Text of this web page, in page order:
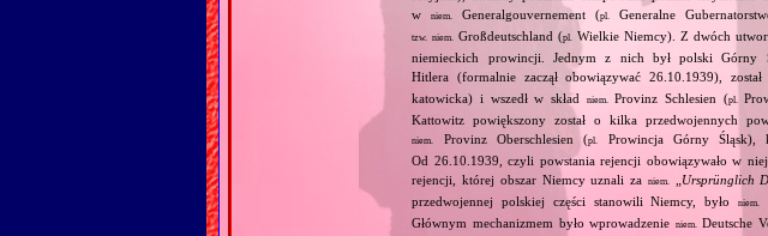
wniem. Generalgouvernement (pl. Generalne
tzw. niem. Großdeutschland (pl. Wielkie Niemcy). Z dwóch
niemieckich prowincji. Jednym z nich był polski Górny
Hitlera (formalnie zaczął obowiązywać 26.10.1939),
katowicka) i wszedł w skład
niem. Provinz Schlesien (pl.
Kattowitz powiększony został o kilka przedwojennych
niem. Provinz Oberschlesien (pl. Prowincja Górny
Od 26.10.1939, czyli powstania rejencji obowiązywało w
rejencji, której obszar Niemcy uznali za niem. Ursprünglich
przedwojennej polskiej części stanowili Niemcy, było
niem.
Głównym mechanizmem było wprowadzenie niem. Deutsche